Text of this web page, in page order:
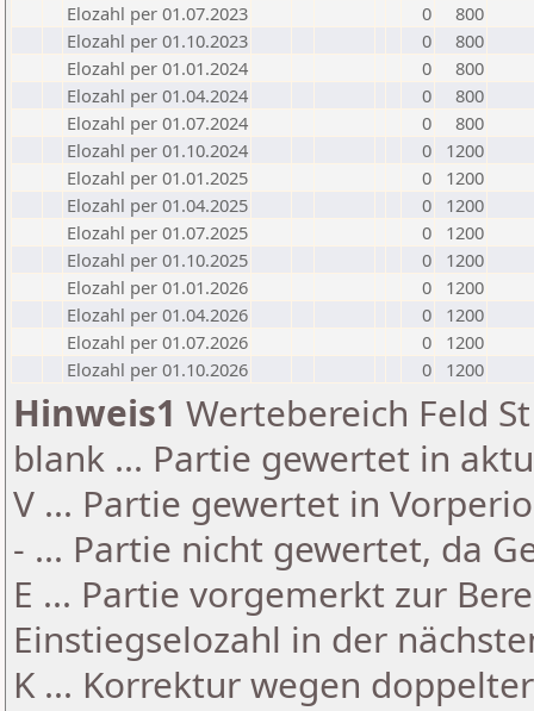
Elozahl per 01.07.2023
0
800
Elozahl per 01.10.2023
0
800
Elozahl per 01.01.2024
0
800
Elozahl per 01.04.2024
0
800
Elozahl per 01.07.2024
0
800
Elozahl per 01.10.2024
0
1200
Elozahl per 01.01.2025
0
1200
Elozahl per 01.04.2025
0
1200
Elozahl per 01.07.2025
0
1200
Elozahl per 01.10.2025
0
1200
Elozahl per 01.01.2026
0
1200
Elozahl per 01.04.2026
0
1200
Elozahl per 01.07.2026
0
1200
Elozahl per 01.10.2026
0 1200
Hinweis1 Wertebereich Feld
blank ... Partie gewertet in
V ... Partie gewertet in
- ... Partie nicht gewertet, da
E ... Partie vorgemerkt zur
Einstiegselozahl in der
K ... Korrektur wegen